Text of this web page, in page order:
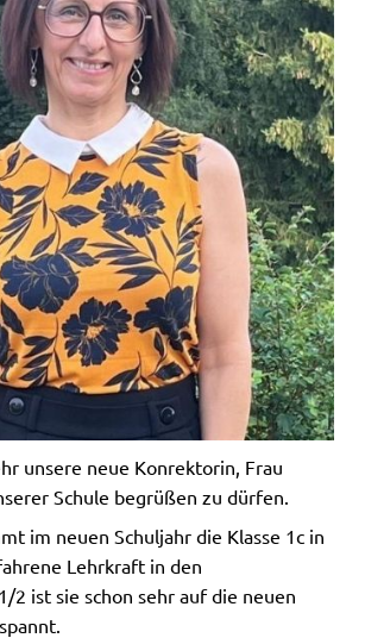
unsere neue Konrektorin, Frau
Schule begrüßen zu dürfen.
im neuen Schuljahr die Klasse 1c in
Lehrkraft in den
2 ist sie schon sehr auf die neuen